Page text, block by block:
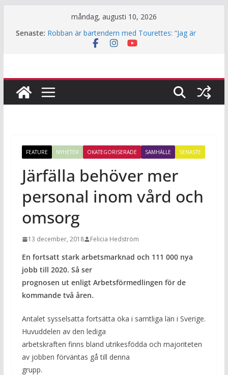
måndag, augusti 10, 2026
Senaste: Robban är bartendern med Tourettes: “Jag är
också bara människa”
Årets lamm och killingar är här – det här ska du
tänka på innan du klappar dem
Häng med när JiF:s reporter testar parkour
FEATURE NYHETER OKATEGORISERADE SAMHÄLLE SENASTE
Järfälla behöver mer
personal inom vård och
omsorg
13 december, 2018 Felicia Hedström
En fortsatt stark arbetsmarknad och 111 000 nya
jobb till 2020. Så ser
prognosen ut enligt Arbetsförmedlingen för de
kommande två åren.
Antalet sysselsatta fortsätta öka i samtliga län i Sverige.
Huvuddelen av den lediga
arbetskraften finns bland utrikesfödda och majoriteten
av jobben förväntas gå till denna
grupp.